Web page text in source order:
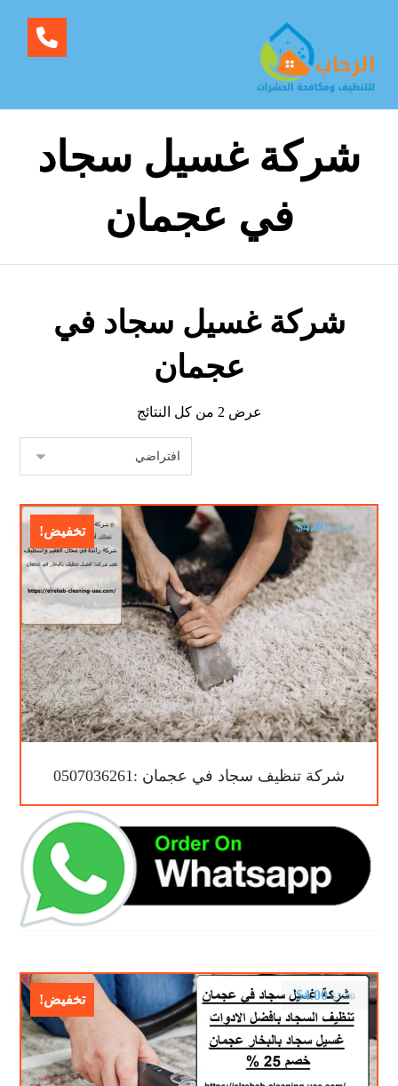
شركة غسيل سجاد
في عجمان
شركة غسيل سجاد في
عجمان
عرض ⁦2⁩ من كل النتائج
تخفيض!
شركة تنظيف سجاد في عجمان :0507036261
$6.00
$4.00
تخفيض! $7.00
$4.00